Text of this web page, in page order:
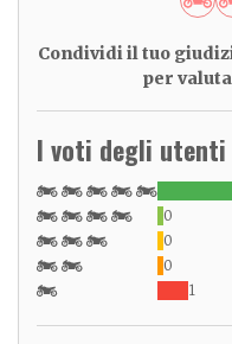
Condividi il tuo
per
I voti degli utenti
0
0
0
1